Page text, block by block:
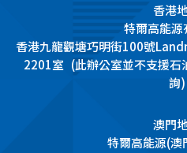
香港
特爾高能源
香港九龍觀塘巧明街100號
2201室 (此辦公室並不支援石
詢)
澳門
特爾高能源(澳